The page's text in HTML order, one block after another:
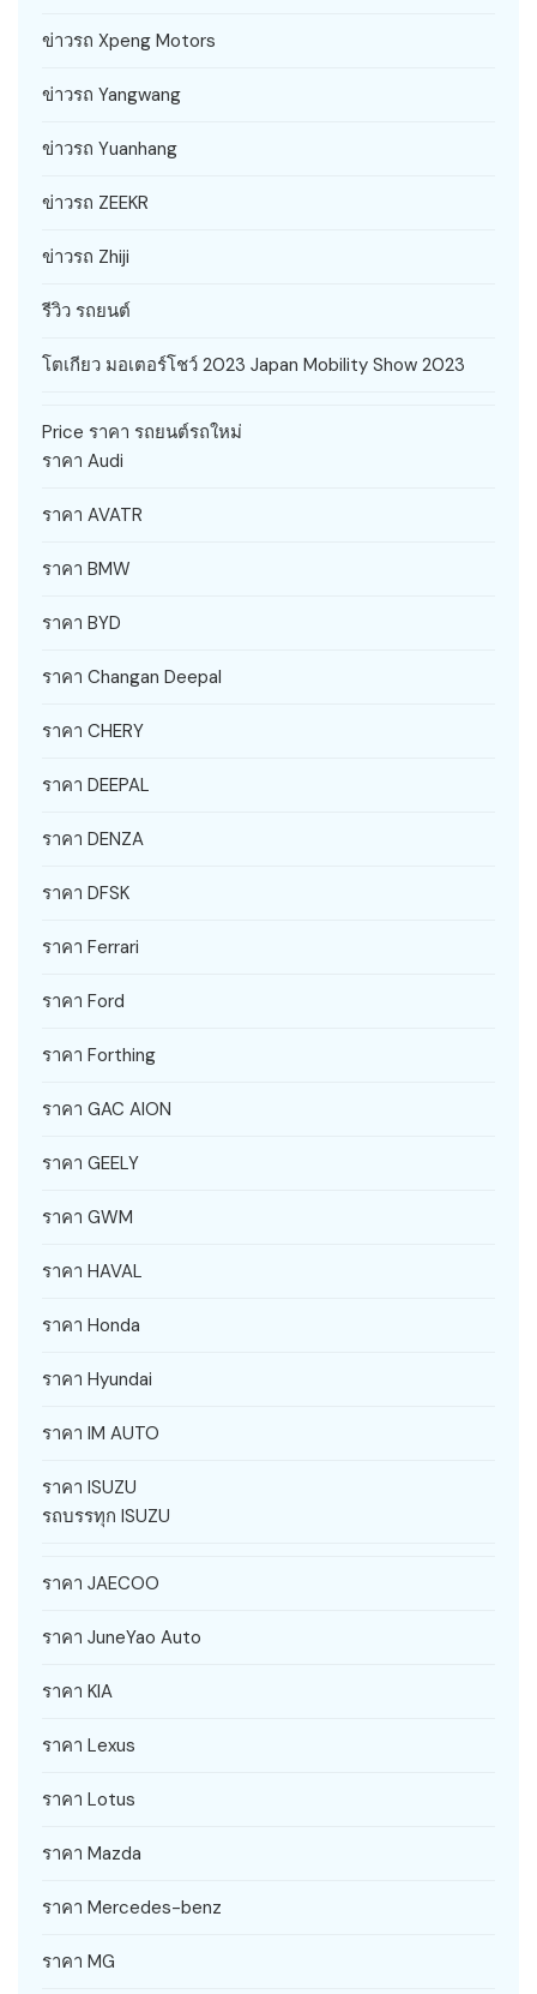
ข่าวรถ Xpeng Motors
ข่าวรถ Yangwang
ข่าวรถ Yuanhang
ข่าวรถ ZEEKR
ข่าวรถ Zhiji
รีวิว รถยนต์
โตเกียว มอเตอร์โชว์ 2023 Japan Mobility Show 2023
Price ราคา รถยนต์รถใหม่
ราคา Audi
ราคา AVATR
ราคา BMW
ราคา BYD
ราคา Changan Deepal
ราคา CHERY
ราคา DEEPAL
ราคา DENZA
ราคา DFSK
ราคา Ferrari
ราคา Ford
ราคา Forthing
ราคา GAC AION
ราคา GEELY
ราคา GWM
ราคา HAVAL
ราคา Honda
ราคา Hyundai
ราคา IM AUTO
ราคา ISUZU
รถบรรทุก ISUZU
ราคา JAECOO
ราคา JuneYao Auto
ราคา KIA
ราคา Lexus
ราคา Lotus
ราคา Mazda
ราคา Mercedes-benz
ราคา MG